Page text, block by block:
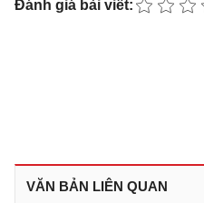
Đánh giá bài viết:
VĂN BẢN LIÊN QUAN